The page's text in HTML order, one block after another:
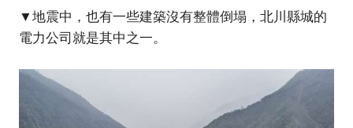
▼地震中，也有一些建築沒有整體倒塌，北川縣城的
電力公司就是其中之一。